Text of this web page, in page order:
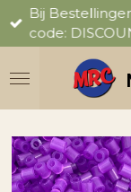
Ga
direct
de
hoofdinhoud
Bij
code: